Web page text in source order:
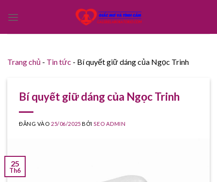
qua
Trang chủ - Tin tức - Bí quyết giữ dáng của Ngọc Trinh
Bí quyết giữ dáng của Ngọc Trinh
ĐĂNG VÀO 25/06/2025 BỞISEO ADMIN
25
Th6